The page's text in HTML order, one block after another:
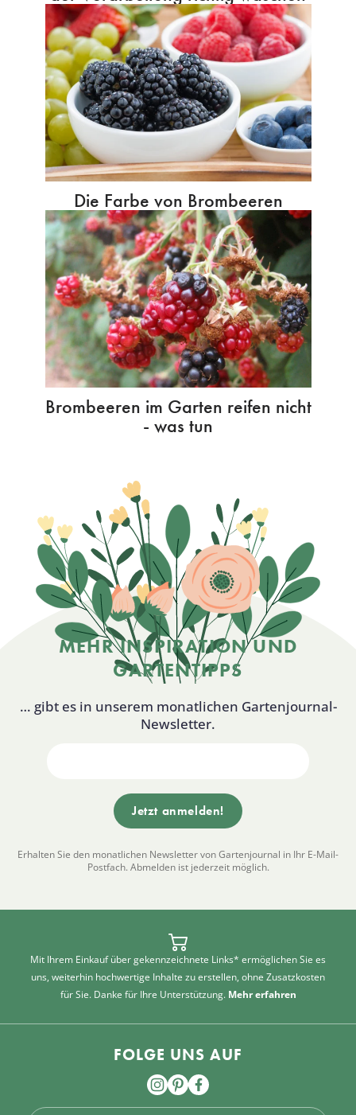
Die Farbe von Brombeeren
Brombeeren im Garten reifen nicht
- was tun
MEHR INSPIRATION UND
GARTENTIPPS
… gibt es in unserem monatlichen Gartenjournal-
Newsletter.
Erhalten Sie den monatlichen Newsletter von Gartenjournal in Ihr E-Mail-
Postfach. Abmelden ist jederzeit möglich.
Mit Ihrem Einkauf über gekennzeichnete Links* ermöglichen Sie es
uns, weiterhin hochwertige Inhalte zu erstellen, ohne Zusatzkosten
für Sie. Danke für Ihre Unterstützung. Mehr erfahren
FOLGE UNS AUF